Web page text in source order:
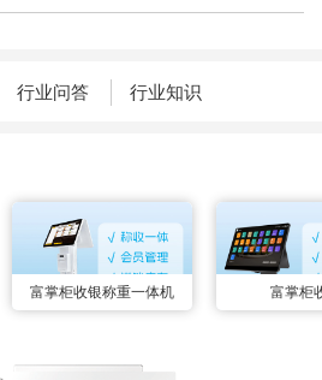
行业问答 行业知识
富掌柜收银称重一体机 富掌柜